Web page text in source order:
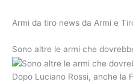
Armi da tiro news da Armi e
Sono altre le armi che
Dopo Luciano Rossi, anche la